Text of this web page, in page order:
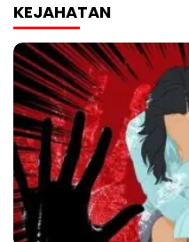
KEJAHATAN